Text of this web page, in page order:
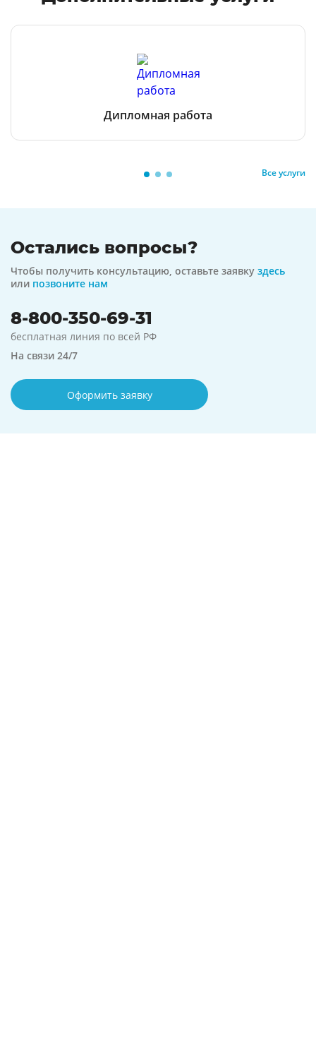
Дипломная работа
Все услуги
Остались вопросы?
Чтобы получить консультацию, оставьте заявку здесь
или позвоните нам
8-800-350-69-31
бесплатная линия по всей РФ
На связи 24/7
Оформить заявку